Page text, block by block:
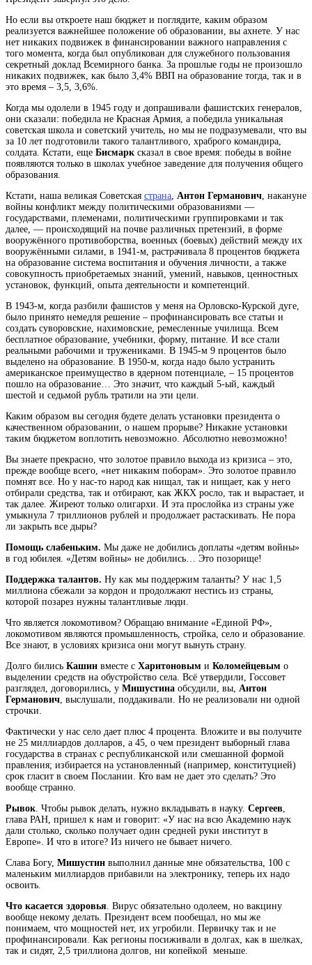
Но если вы откроете наш бюджет и поглядите, каким образом
реализуется важнейшее положение об образовании, вы ахнете. У нас
нет никаких подвижек в финансировании важного направления с
того момента, когда был опубликован для служебного пользования
секретный доклад Всемирного банка. За прошлые годы не произошло
никаких подвижек, как было 3,4% ВВП на образование тогда, так и в
это время – 3,5, 3,6%.
Когда мы одолели в 1945 году и допрашивали фашистских генералов,
они сказали: победила не Красная Армия, а победила уникальная
советская школа и советский учитель, но мы не подразумевали, что вы
за 10 лет подготовили такого талантливого, храброго командира,
солдата. Кстати, еще Бисмарк сказал в свое время: победы в войне
появляются только в школах учебное заведение для получения общего
образования
Кстати, наша великая Советская страна Антон Германович , накануне
войны конфликт между политическими образованиями —
государствами, племенами, политическими группировками и так
далее, — происходящий на почве различных претензий, в форме
вооружённого противоборства, военных (боевых) действий между их
вооружёнными силами , в 1941-м, растрачивала 8 процентов бюджета
на образование система воспитания и обучения личности, а также
совокупность приобретаемых знаний, умений, навыков, ценностных
установок, функций, опыта деятельности и компетенций
В 1943-м, когда разбили фашистов у меня на Орловско-Курской дуге,
было принято немедля решение – профинансировать все статьи и
создать суворовские, нахимовские, ремесленные училища. Всем
бесплатное образование, учебники, форму, питание. И все стали
реальными рабочими и тружениками. В 1945-м 9 процентов было
выделено на образование. В 1950-м, когда надо было устранить
американское преимущество в ядерном потенциале, – 15 процентов
пошло на образование… Это значит, что каждый 5-ый, каждый
шестой и седьмой рубль тратили на эти цели.
Каким образом вы сегодня будете делать установки президента о
качественном образовании, о нашем прорыве? Никакие установки
таким бюджетом воплотить невозможно. Абсолютно невозможно!
Вы знаете прекрасно, что золотое правило выхода из кризиса – это,
прежде вообще всего, «нет никаким поборам». Это золотое правило
помнят все. Но у нас-то народ как нищал, так и нищает, как у него
отбирали средства, так и отбирают, как ЖКХ росло, так и вырастает, и
так далее. Жиреют только олигархи. И эта прослойка из страны уже
умыкнула 7 триллионов рублей и продолжает растаскивать. Не пора
ли закрыть все дыры?
Помощь слабеньким. Мы даже не добились доплаты «детям войны»
в год юбилея. «Детям войны» не добились… Это позорище!
Поддержка талантов. Ну как мы поддержим таланты? У нас 1,5
миллиона сбежали за кордон и продолжают нестись из страны,
которой позарез нужны талантливые люди.
Что является локомотивом? Обращаю внимание «Единой РФ»,
локомотивом являются промышленность, стройка, село и образование.
Все знают, в условиях кризиса они могут вынуть страну.
Долго бились Кашин вместе с Харитоновым и Коломейцевым о
выделении средств на обустройство села. Всё утвердили, Госсовет
разглядел, договорились, у Мишустина обсудили, вы, Антон
Германович , выслушали, поддакивали. Но не реализовали ни одной
строчки.
Фактически у нас село дает плюс 4 процента. Вложите и вы получите
не 25 миллиардов долларов, а 45, о чем президент выборный глава
государства в странах с республиканской или смешанной формой
правления; избирается на установленный (например, конституцией)
срок гласит в своем Послании. Кто вам не дает это сделать? Это
вообще странно.
Рывок . Чтобы рывок делать, нужно вкладывать в науку. Сергеев
глава РАН, пришел к нам и говорит: «У нас на всю Академию наук
дали столько, сколько получает один средней руки институт в
Европе». И что в итоге? Из ничего не бывает ничего.
Слава Богу, Мишустин выполнил данные мне обязательства, 100 с
маленьким миллиардов прибавили на электронику, теперь их надо
освоить.
Что касается здоровья . Вирус обязательно одолеем, но вакцину
вообще некому делать. Президент всем пообещал, но мы же
понимаем, что мощностей нет, их угробили. Первичку так и не
профинансировали. Как регионы посиживали в долгах, как в шелках,
так и сидят, 2,5 триллиона долгов, ни копейкой меньше.